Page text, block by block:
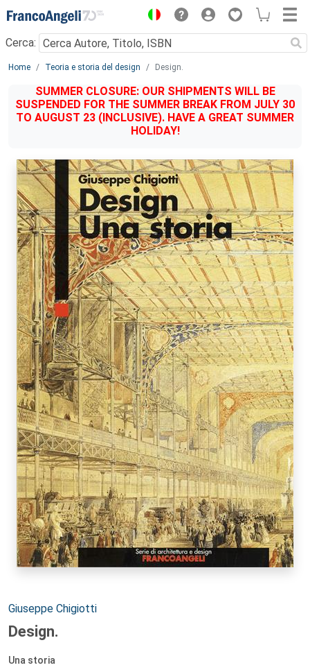
Menu
Cerca:
Main content
Home Teoria e storia del design Design.
SUMMER CLOSURE: OUR SHIPMENTS WILL BE
SUSPENDED FOR THE SUMMER BREAK FROM JULY 30
TO AUGUST 23 (INCLUSIVE). HAVE A GREAT SUMMER
HOLIDAY!
Autori:
Giuseppe Chigiotti
Design.
Una storia